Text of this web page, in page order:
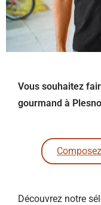
Vous souhaitez
gourmand à
Découvrez notre